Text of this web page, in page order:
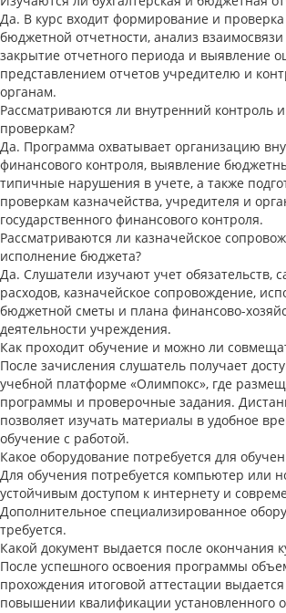
Да. В курс входит формирование и проверка
бюджетной отчетности, анализ взаимосвязи
закрытие отчетного периода и выявление
представлением отчетов учредителю и
органам.
Рассматриваются ли внутренний контроль и
проверкам?
Да. Программа охватывает организацию
финансового контроля, выявление
типичные нарушения в учете, а также
проверкам казначейства, учредителя и
государственного финансового контроля.
Рассматриваются ли казначейское
исполнение бюджета?
Да. Слушатели изучают учет обязательств,
расходов, казначейское сопровождение,
бюджетной сметы и плана финансово-
деятельности учреждения.
Как проходит обучение и можно ли
После зачисления слушатель получает
учебной платформе «Олимпокс», где
программы и проверочные задания.
позволяет изучать материалы в удобное
обучение с работой.
Какое оборудование потребуется для
Для обучения потребуется компьютер или
устойчивым доступом к интернету и
Дополнительное специализированное
требуется.
Какой документ выдается после окончания
После успешного освоения программы
прохождения итоговой аттестации
повышении квалификации установленного